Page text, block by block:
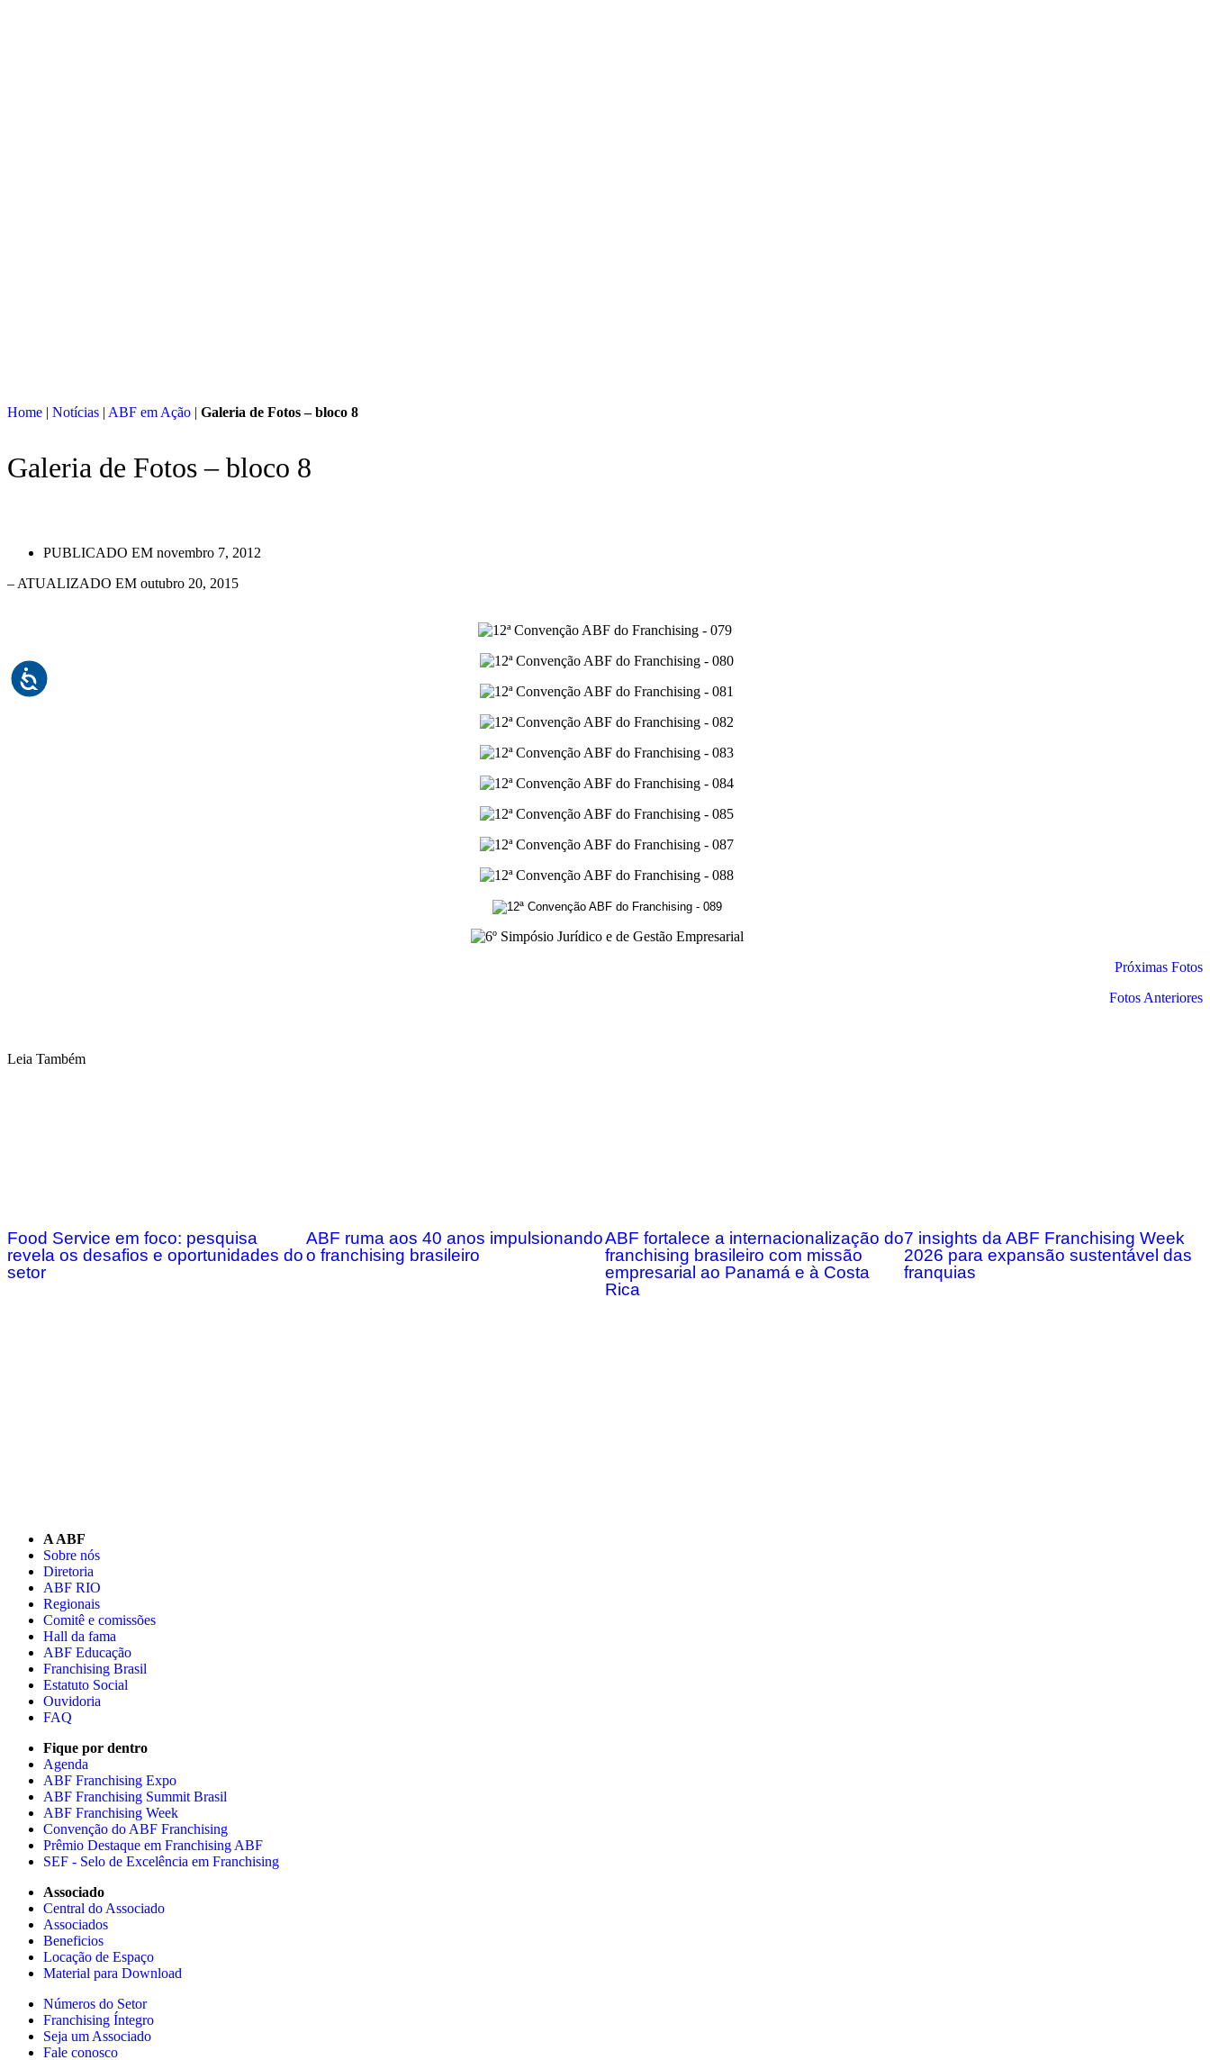
Home | Notícias | ABF em Ação | Galeria de Fotos – bloco 8
Galeria de Fotos – bloco 8
PUBLICADO EM novembro 7, 2012
– ATUALIZADO EM outubro 20, 2015
Próximas Fotos
Fotos Anteriores
Leia Também
Food Service em foco: pesquisa
revela os desafios e oportunidades do
setor
ABF ruma aos 40 anos impulsionando
o franchising brasileiro
ABF fortalece a internacionalização do
franchising brasileiro com missão
empresarial ao Panamá e à Costa
Rica
7 insights da ABF Franchising Week
2026 para expansão sustentável das
franquias
A ABF
Sobre nós
Diretoria
ABF RIO
Regionais
Comitê e comissões
Hall da fama
ABF Educação
Franchising Brasil
Estatuto Social
Ouvidoria
FAQ
Fique por dentro
Agenda
ABF Franchising Expo
ABF Franchising Summit Brasil
ABF Franchising Week
Convenção do ABF Franchising
Prêmio Destaque em Franchising ABF
SEF - Selo de Excelência em Franchising
Associado
Central do Associado
Associados
Beneficios
Locação de Espaço
Material para Download
Números do Setor
Franchising Íntegro
Seja um Associado
Fale conosco